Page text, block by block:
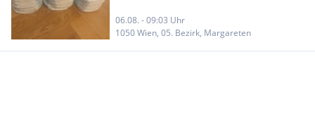
06.08. - 09:03 Uhr
1050 Wien, 05. Bezirk, Margareten